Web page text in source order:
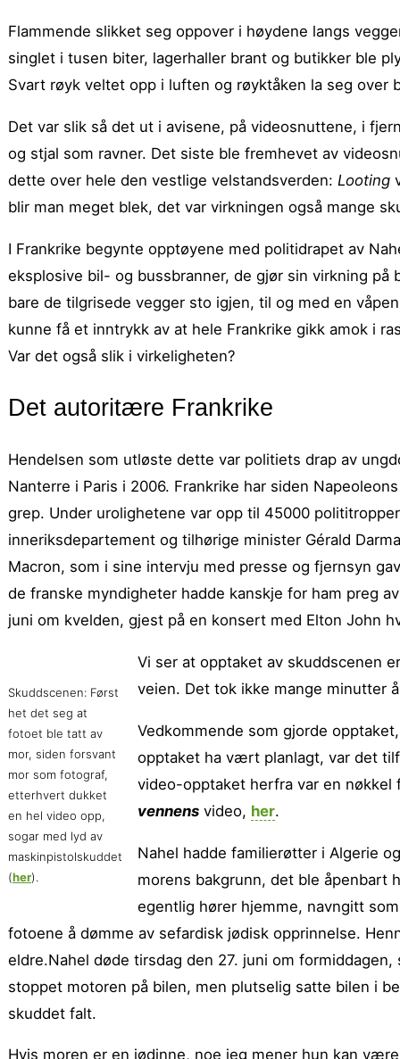
Flammende slikket seg oppover i høydene langs
singlet i tusen biter, lagerhaller brant og butikker ble
Svart røyk veltet opp i luften og røyktåken la seg over
Det var slik så det ut i avisene, på videosnuttene, i
og stjal som ravner. Det siste ble fremhevet av
dette over hele den vestlige velstandsverden: Looting
blir man meget blek, det var virkningen også mange
I Frankrike begynte opptøyene med politidrapet av
eksplosive bil- og bussbranner, de gjør sin virkning
bare de tilgrisede vegger sto igjen, til og med en
kunne få et inntrykk av at hele Frankrike gikk amok i
Var det også slik i virkeligheten?
Det autoritære Frankrike
Hendelsen som utløste dette var politiets drap av
Nanterre i Paris i 2006. Frankrike har siden
grep. Under urolighetene var opp til 45000
inneriksdepartement og tilhørige minister Gérald
Macron, som i sine intervju med presse og fjernsyn
de franske myndigheter hadde kanskje for ham preg
juni om kvelden, gjest på en konsert med Elton John
Skuddscenen: Først
het det seg at
fotoet ble tatt av
mor, siden forsvant
mor som fotograf,
etterhvert dukket
en hel video opp,
sogar med lyd av
maskinpistolskuddet
(her).
Vi ser at opptaket av skuddscenen
veien. Det tok ikke mange minutter
Vedkommende som gjorde
opptaket ha vært planlagt, var det
video-opptaket herfra var en
vennensvideo, her.
Nahel hadde familierøtter i Algerie
morens bakgrunn, det ble åpenbart
egentlig hører hjemme, navngitt
fotoene å dømme av sefardisk jødisk opprinnelse.
eldre.Nahel døde tirsdag den 27. juni om
stoppet motoren på bilen, men plutselig satte bilen i
skuddet falt.
Hvis moren er en jødinne, noe jeg mener hun kan